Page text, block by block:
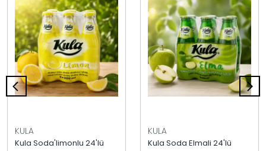
KULA
Kula Soda'limonlu 24'lü
KULA
Kula Soda Elmali 24'lü